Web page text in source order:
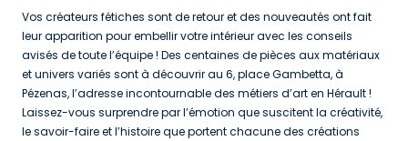
Vos créateurs fétiches sont de retour et des nouveautés ont fait
leur apparition pour embellir votre intérieur avec les conseils
avisés de toute l’équipe ! Des centaines de pièces aux matériaux
et univers variés sont à découvrir au 6, place Gambetta, à
Pézenas, l’adresse incontournable des métiers d’art en Hérault !
Laissez-vous surprendre par l’émotion que suscitent la créativité,
le savoir-faire et l’histoire que portent chacune des créations